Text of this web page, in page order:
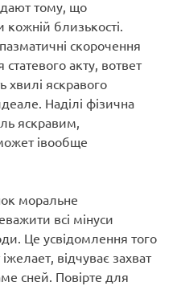
тому, що
близькості.
скорочення
статевого акту, вответ
хвилі яскравого
Наділі фізична
яскравим,
івообще
моральне
всі мінуси
Це усвідомлення того
відчуває захват
сней. Повірте для